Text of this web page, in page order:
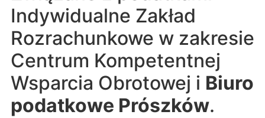
Indywidualne Zakład
Rozrachunkowe w zakresie
Centrum Kompetentnej
Wsparcia Obrotowej i Biuro
podatkowe Prószków.